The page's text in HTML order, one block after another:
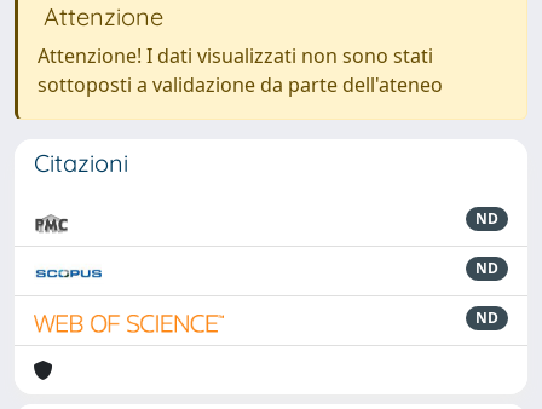
Attenzione
Attenzione! I dati visualizzati non sono stati
sottoposti a validazione da parte dell'ateneo
Citazioni
ND
ND
ND